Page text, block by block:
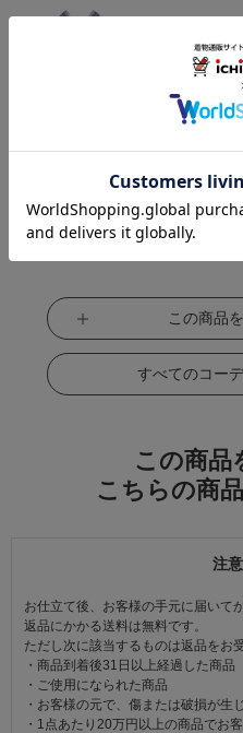
この商品
すべてのコー
この商品
こちらの商
注
お仕立て後、お客様の手元に届いて
返品にかかる送料は無料です。
ただし次に該当するものは返品をお
・商品到着後31日以上経過した商品
・ご使用になられた商品
・お客様の元で、傷または破損が生
・1点あたり20万円以上の商品でお